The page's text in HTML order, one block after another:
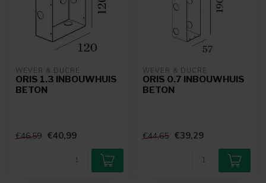
WEVER & DUCRÉ
ORIS 1.3 INBOUWHUIS
BETON
€46,59 €40,99
WEVER & DUCRÉ
ORIS 0.7 INBOUWHUIS
BETON
€44,65 €39,29